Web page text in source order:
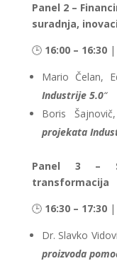
Panel 2 –
suradnja,
🕒 16:00 – 16:30|
Mario Čelan,
Industrije 5.0“
Boris
projekata
Panel 3 –
transformacija
🕒 16:30 – 17:30|
Dr. Slavko
proizvoda